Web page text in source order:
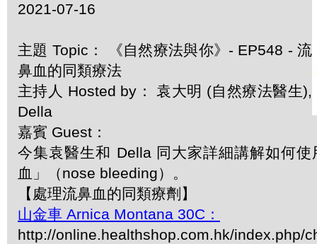
2021-07-16
主題 Topic： 《自然療法與你》- EP548 - 流
鼻血的同類療法
主持人 Hosted by： 袁大明 (自然療法醫生),
Della
嘉賓 Guest：
今集袁醫生和 Della 同大家詳細講解如何
血」（nose bleeding）。
【處理流鼻血的同類療劑】
山金車 Arnica Montana 30C：
http://online.healthshop.com.hk/index.php/